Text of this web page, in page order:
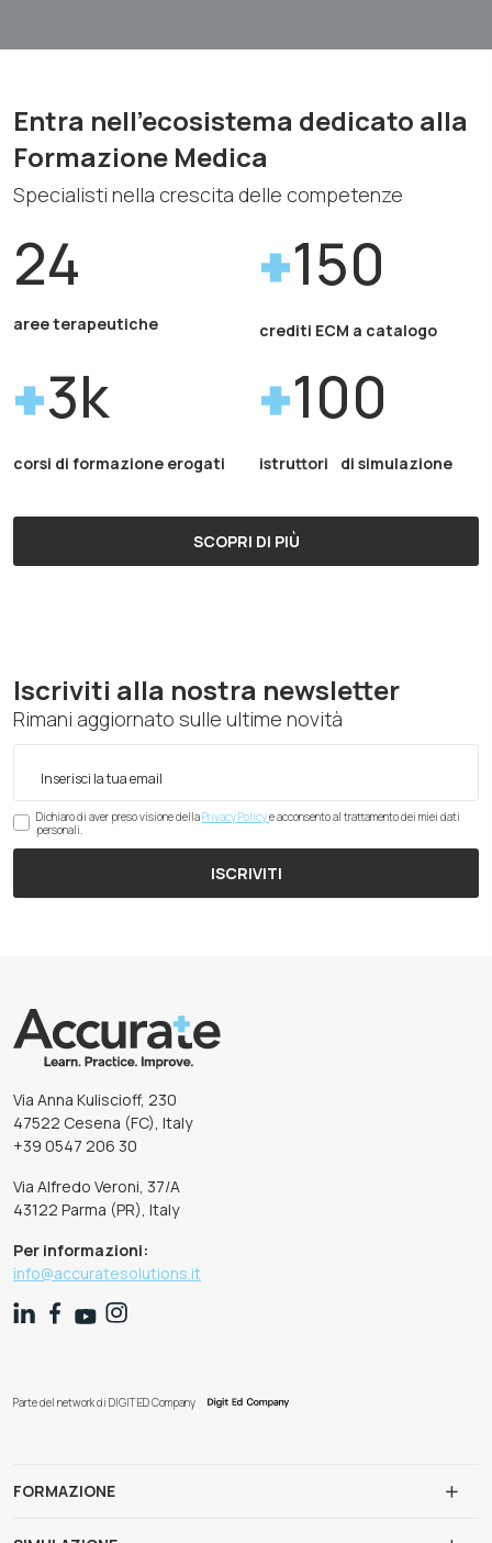
Entra nell'ecosistema dedicato alla
Formazione Medica
Specialisti nella crescita delle competenze
24
aree terapeutiche
150
crediti ECM a catalogo
3k
corsi di formazione erogati
100
istruttori di simulazione
SCOPRI DI PIÙ
Iscriviti alla nostra newsletter
Rimani aggiornato sulle ultime novità
Dichiaro di aver preso visione dellaPrivacy Policye acconsento al trattamento dei miei dati
personali.
ISCRIVITI
Via Anna Kuliscioff, 230
47522 Cesena (FC), Italy
+39 0547 206 30
Via Alfredo Veroni, 37/A
43122 Parma (PR), Italy
Per informazioni:
info@accuratesolutions.it
Parte del network di DIGIT ED Company
FORMAZIONE